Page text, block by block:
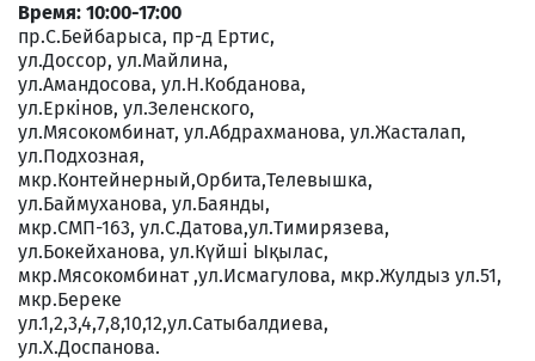
Время: 10:00-17:00
пр.С.Бейбарыса, пр-д Ертис,
ул.Доссор, ул.Майлина,
ул.Амандосова, ул.Н.Кобданова,
ул.Еркінов, ул.Зеленского,
ул.Мясокомбинат, ул.Абдрахманова, ул.Жасталап,
ул.Подхозная,
мкр.Контейнерный,Орбита,Телевышка,
ул.Баймуханова, ул.Баянды,
мкр.СМП-163, ул.С.Датова,ул.Тимирязева,
ул.Бокейханова, ул.Күйші Ықылас,
мкр.Мясокомбинат ,ул.Исмагулова, мкр.Жулдыз ул.51,
мкр.Береке
ул.1,2,3,4,7,8,10,12,ул.Сатыбалдиева,
ул.Х.Доспанова.